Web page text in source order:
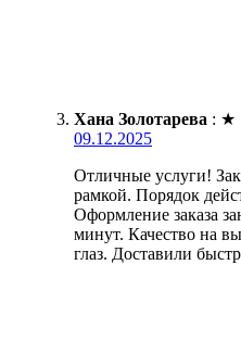
Хана Золотарева : ★
09.12.2025
Отличные услуги!
рамкой. Порядок
Оформление заказа
минут. Качество на
глаз. Доставили